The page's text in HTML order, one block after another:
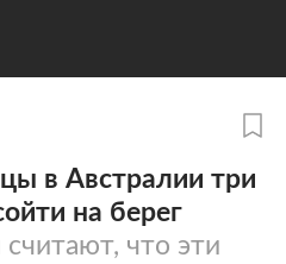
в Австралии три
на берег
что эти